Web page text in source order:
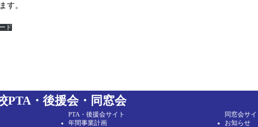
す。
ド
PTA・後援会・同窓会
PTA・後援会サイト
年間事業計画
同窓会サイ
お知らせ